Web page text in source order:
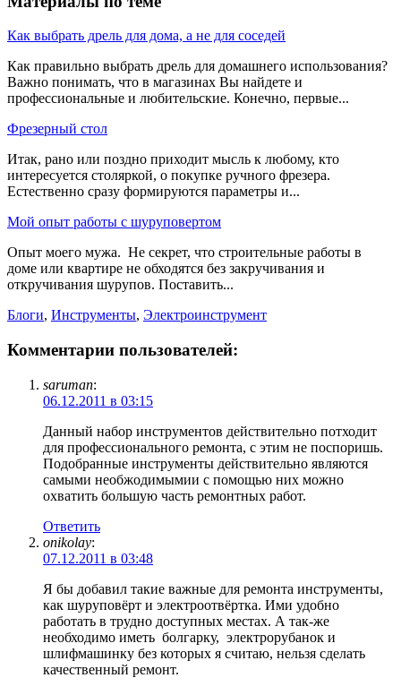
Как выбрать дрель для дома, а не для соседей
Как правильно выбрать дрель для домашнего использования?
Важно понимать, что в магазинах Вы найдете и
профессиональные и любительские. Конечно, первые...
Фрезерный стол
Итак, рано или поздно приходит мысль к любому, кто
интересуется столяркой, о покупке ручного фрезера.
Естественно сразу формируются параметры и...
Мой опыт работы с шуруповертом
Опыт моего мужа. Не секрет, что строительные работы в
доме или квартире не обходятся без закручивания и
откручивания шурупов. Поставить...
Блоги, Инструменты, Электроинструмент
Комментарии пользователей:
saruman:
06.12.2011 в 03:15
Данный набор инструментов действительно потходит
для профессионального ремонта, с этим не поспоришь.
Подобранные инструменты действительно являются
самыми необжодимымии с помощью них можно
охватить большую часть ремонтных работ.
Ответить
onikolay:
07.12.2011 в 03:48
Я бы добавил такие важные для ремонта инструменты,
как шуруповёрт и электроотвёртка. Ими удобно
работать в трудно доступных местах. А так-же
необходимо иметь болгарку, электрорубанок и
шлифмашинку без которых я считаю, нельзя сделать
качественный ремонт.